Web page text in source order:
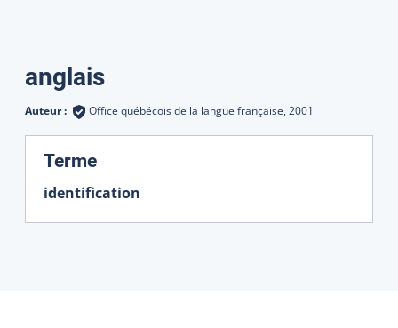
Traductions
anglais
Auteur : Office québécois de la langue française, 2001
Terme:
identification